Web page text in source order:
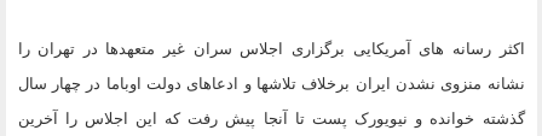
اکثر رسانه های آمریکایی برگزاری اجلاس سران غیر متعهدها در تهران را
نشانه منزوی نشدن ایران برخلاف تلاشها و ادعاهای دولت اوباما در چهار سال
گذشته خوانده و نیویورک پست تا آنجا پیش رفت که این اجلاس را آخرین